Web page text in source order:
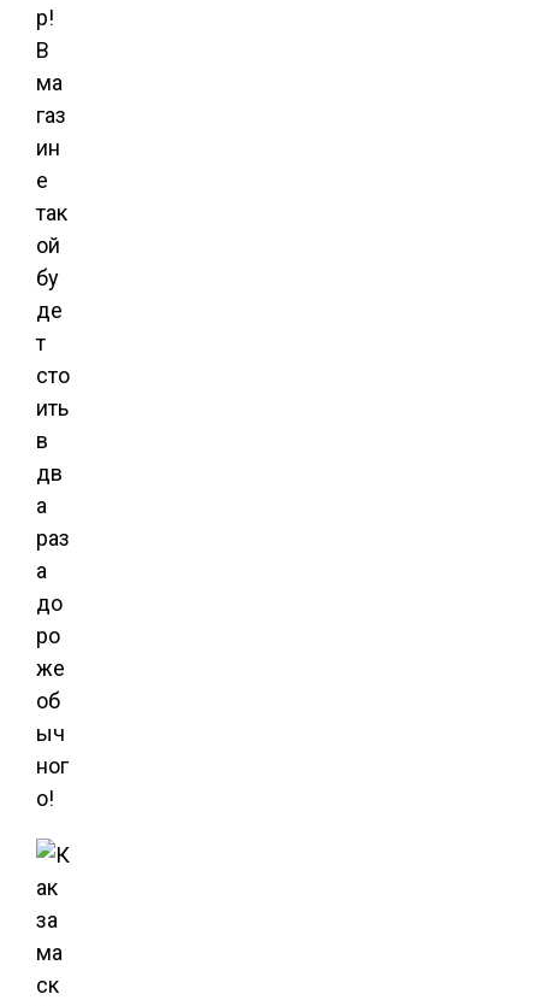
р!
В
ма
газ
ин
е
так
ой
бу
де
т
сто
ить
в
дв
а
раз
а
до
ро
же
об
ыч
ног
о!